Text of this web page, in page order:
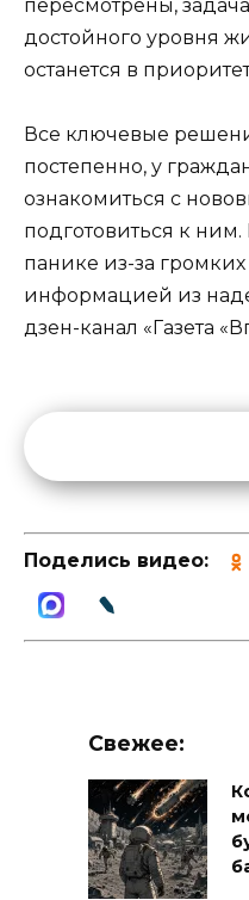
пересмотрены,
достойного уровня
останется в
Все ключевые
постепенно, у
ознакомиться с
подготовиться к
панике из-за громких
информацией из
дзен-канал «Газета
Поделись видео:
Свежее: